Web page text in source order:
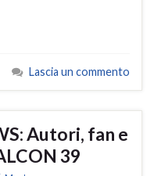
Lascia un commento
Autori, fan e
39